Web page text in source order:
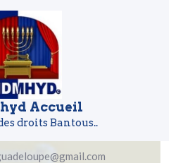
Accueil
droits Bantous..